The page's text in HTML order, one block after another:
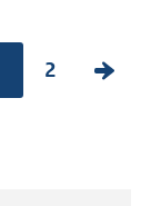
2
V